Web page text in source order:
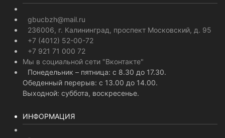
gbucbzh@mail.ru
236006, г. Калининград, проспект Московский, д. 95
+7 (4012) 52-00-72
+7 921 71 000 72
Мы в социальной сети "Вконтакте"
Понедельник – пятница: с 8.30 до 17.30.
Обеденный перерыв: с 13.00 до 14.00.
Выходной: суббота, воскресенье.
ИНФОРМАЦИЯ